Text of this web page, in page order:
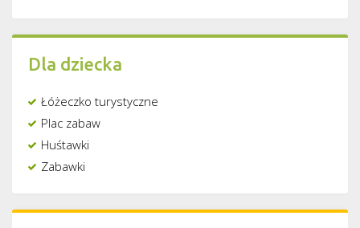
Dla dziecka
Łóżeczko turystyczne
Plac zabaw
Huśtawki
Zabawki